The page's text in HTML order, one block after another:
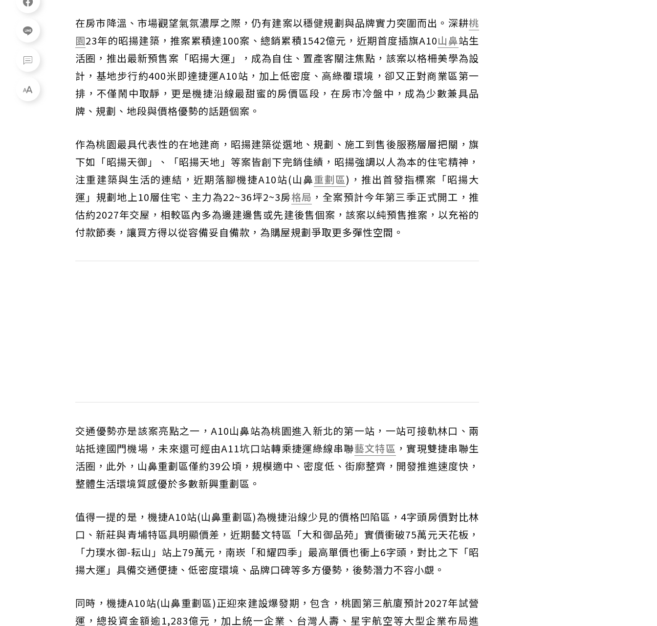
在房市降溫、市場觀望氣氛濃厚之際，仍有建案以穩健規劃與品牌實力突圍而出。深耕桃
園23年的昭揚建築，推案累積達100案、總銷累積1542億元，近期首度插旗A10山鼻站生
活圈，推出最新預售案「昭揚大運」，成為自住、置產客關注焦點，該案以格柵美學為設
計，基地步行約400米即達捷運A10站，加上低密度、高綠覆環境，卻又正對商業區第一
排，不僅鬧中取靜，更是機捷沿線最甜蜜的房價區段，在房市冷盤中，成為少數兼具品
牌、規劃、地段與價格優勢的話題個案。
作為桃園最具代表性的在地建商，昭揚建築從選地、規劃、施工到售後服務層層把關，旗
下如「昭揚天御」、「昭揚天地」等案皆創下完銷佳績，昭揚強調以人為本的住宅精神，
注重建築與生活的連結，近期落腳機捷A10站(山鼻重劃區)，推出首發指標案「昭揚大
運」規劃地上10層住宅、主力為22~36坪2~3房格局 ，全案預計今年第三季正式開工，推
估約2027年交屋，相較區內多為邊建邊售或先建後售個案，該案以純預售推案，以充裕的
付款節奏，讓買方得以從容備妥自備款，為購屋規劃爭取更多彈性空間。
交通優勢亦是該案亮點之一，A10山鼻站為桃園進入新北的第一站，一站可接軌林口、兩
站抵達國門機場，未來還可經由A11坑口站轉乘捷運綠線串聯藝文特區 ，實現雙捷串聯生
活圈，此外，山鼻重劃區僅約39公頃，規模適中、密度低、街廓整齊，開發推進速度快，
整體生活環境質感優於多數新興重劃區。
值得一提的是，機捷A10站(山鼻重劃區)為機捷沿線少見的價格凹陷區，4字頭房價對比林
口、新莊與青埔特區具明顯價差，近期藝文特區「大和御品苑」實價衝破75萬元天花板，
「力璞水御-耘山」站上79萬元，南崁「和耀四季」最高單價也衝上6字頭，對比之下「昭
揚大運」具備交通便捷、低密度環境、品牌口碑等多方優勢，後勢潛力不容小覷。
同時，機捷A10站(山鼻重劃區)正迎來建設爆發期，包含，桃園第三航廈預計2027年試營
運，總投資金額逾1,283億元，加上統一企業、台灣人壽、星宇航空等大型企業布局進